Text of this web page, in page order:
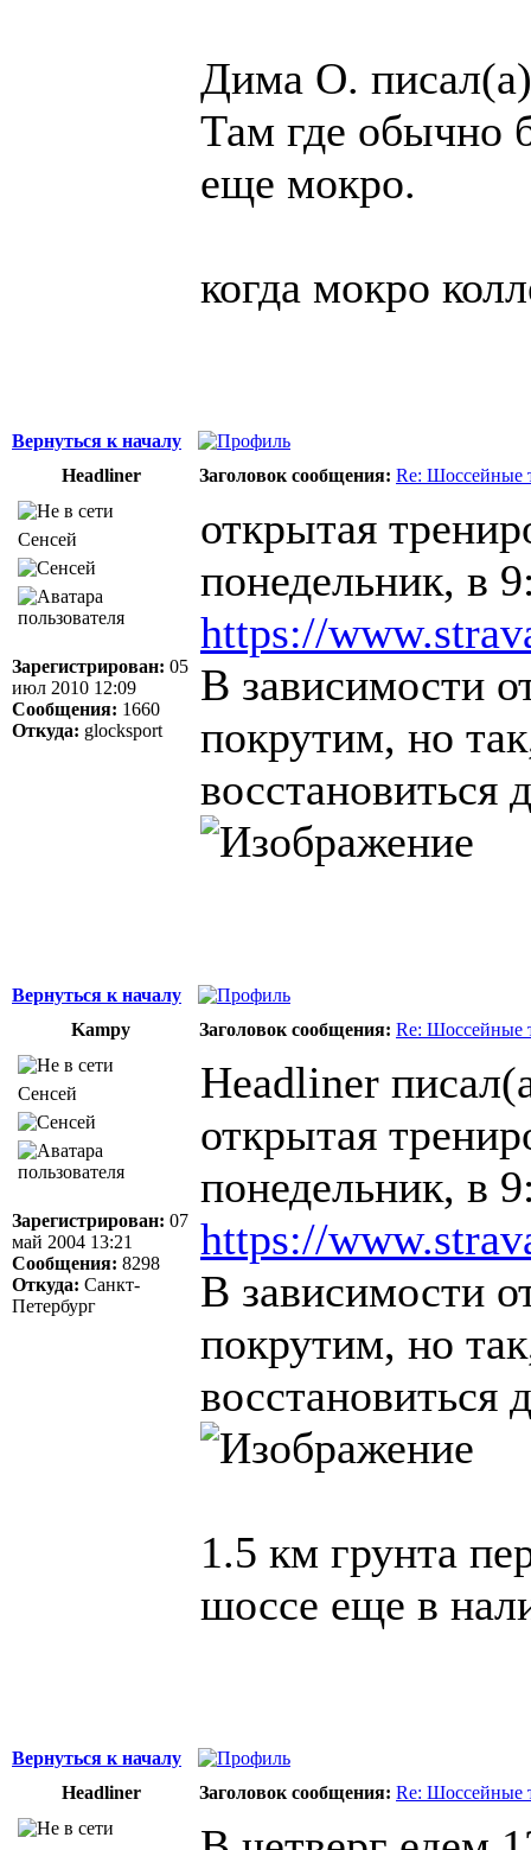
Дима О.
Там где обычно
еще мокро.
когда мокро
Вернуться к началу
Headliner
Заголовок сообщения: Re: Шоссейные
Сенсей
Зарегистрирован: 05
июл 2010 12:09
Сообщения: 1660
Откуда: glocksport
открытая
понедельник, в
https://
В зависимости
покрутим, но
восстановиться
Вернуться к началу
Kampy
Заголовок сообщения: Re: Шоссейные
Сенсей
Зарегистрирован: 07
май 2004 13:21
Сообщения: 8298
Откуда: Санкт-
Петербург
Headliner
открытая
понедельник, в
https://
В зависимости
покрутим, но
восстановиться
1.5 км грунта
шоссе еще в
Вернуться к началу
Headliner
Заголовок сообщения: Re: Шоссейные